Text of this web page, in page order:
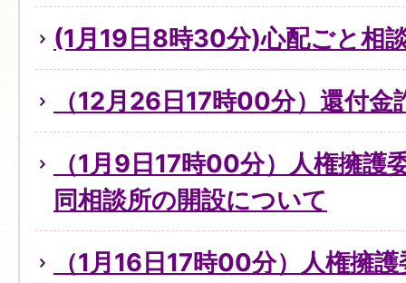
(1月19日8時30分)心配ごと相
（12月26日17時00分）還付金
（1月9日17時00分）人権擁護
同相談所の開設について
（1月16日17時00分）人権擁